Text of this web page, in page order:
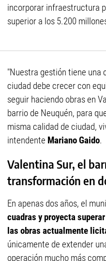
incorporar infraestructura
superior a los 5.200
"Nuestra gestión tiene una
ciudad debe crecer con
seguir haciendo obras en
barrio de Neuquén, para
misma calidad de ciudad,
intendente Mariano Gaido.
Valentina Sur, el
transformación en
En apenas dos años, el
cuadras y proyecta
las obras actualmente
únicamente de extender
operación mucho más